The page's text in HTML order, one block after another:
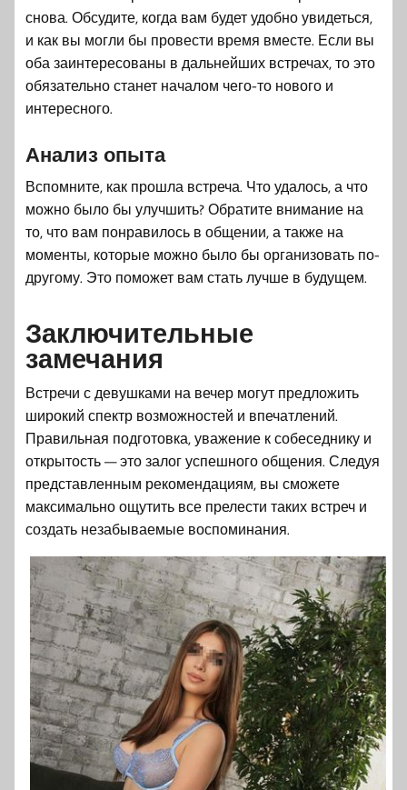
снова. Обсудите, когда вам будет удобно увидеться,
и как вы могли бы провести время вместе. Если вы
оба заинтересованы в дальнейших встречах, то это
обязательно станет началом чего-то нового и
интересного.
Анализ опыта
Вспомните, как прошла встреча. Что удалось, а что
можно было бы улучшить? Обратите внимание на
то, что вам понравилось в общении, а также на
моменты, которые можно было бы организовать по-
другому. Это поможет вам стать лучше в будущем.
Заключительные
замечания
Встречи с девушками на вечер могут предложить
широкий спектр возможностей и впечатлений.
Правильная подготовка, уважение к собеседнику и
открытость — это залог успешного общения. Следуя
представленным рекомендациям, вы сможете
максимально ощутить все прелести таких встреч и
создать незабываемые воспоминания.